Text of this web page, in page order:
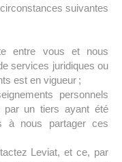
suivantes
entre vous et nous
services juridiques ou
est en vigueur ;
personnels
par un tiers ayant été
à nous partager ces
Leviat, et ce, par